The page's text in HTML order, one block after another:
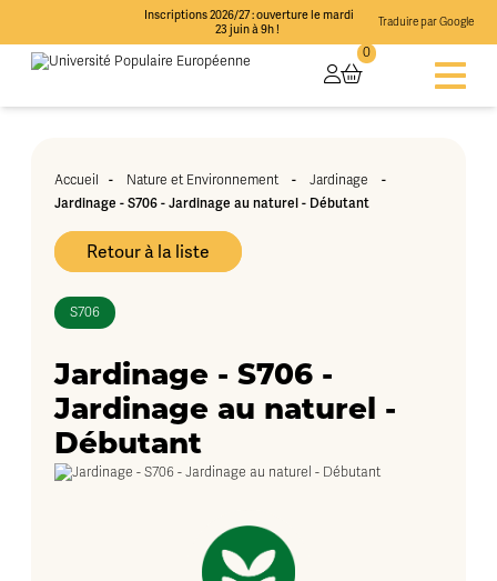
Inscriptions 2026/27 : ouverture le mardi
23 juin à 9h !
Traduire par Google
0
Accueil - Nature et Environnement - Jardinage
-
Jardinage - S706 - Jardinage au naturel - Débutant
Retour à la liste
S706
Jardinage - S706 -
Jardinage au naturel -
Débutant